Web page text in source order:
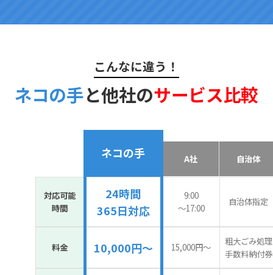
こんなに違う！
ネコの手と他社のサービス比較
ネコの手 A社 自治体
対応可能
時間
24時間
365日対応
9:00
〜17:00
自治体指定
料金 10,000円～ 15,000円〜
粗大ごみ処理
手数料納付券